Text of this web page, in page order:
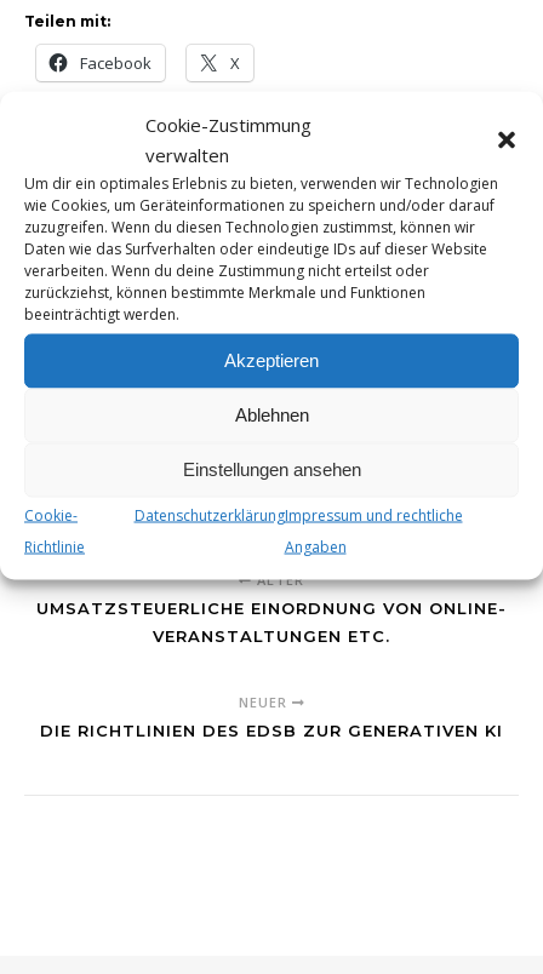
Cookie-Zustimmung
verwalten
Um dir ein optimales Erlebnis zu bieten, verwenden wir Technologien
wie Cookies, um Geräteinformationen zu speichern und/oder darauf
zuzugreifen. Wenn du diesen Technologien zustimmst, können wir
Daten wie das Surfverhalten oder eindeutige IDs auf dieser Website
verarbeiten. Wenn du deine Zustimmung nicht erteilst oder
zurückziehst, können bestimmte Merkmale und Funktionen
beeinträchtigt werden.
Akzeptieren
Ablehnen
Einstellungen ansehen
Cookie-
Richtlinie
DatenschutzerklärungImpressum und rechtliche
Angaben
Teilen mit:
Facebook X
erbschaftsteuerlich nicht
begünstigt
3. Juli 2024
In "Erben"
Hofübergaben in der Land-
1. Juli 2024
In "News"
Wichtige Änderungen zum
Jahreswechsel
29. Dezember 2023
ÄLTER
UMSATZSTEUERLICHE EINORDNUNG VON ONLINE-
VERANSTALTUNGEN ETC.
NEUER
DIE RICHTLINIEN DES EDSB ZUR GENERATIVEN KI